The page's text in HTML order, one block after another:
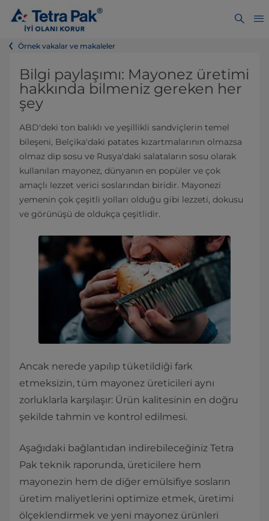
Örnek vakalar ve makaleler
Bilgi paylaşımı: Mayonez üretimi
hakkında bilmeniz gereken her
şey
ABD'deki ton balıklı ve yeşillikli sandviçlerin temel
bileşeni, Belçika'daki patates kızartmalarının olmazsa
olmaz dip sosu ve Rusya'daki salataların sosu olarak
kullanılan mayonez, dünyanın en popüler ve çok
amaçlı lezzet verici soslarından biridir. Mayonezi
yemenin çok çeşitli yolları olduğu gibi lezzeti, dokusu
ve görünüşü de oldukça çeşitlidir.
Ancak nerede yapılıp tüketildiği fark
etmeksizin, tüm mayonez üreticileri aynı
zorluklarla karşılaşır: Ürün kalitesinin en doğru
şekilde tahmin ve kontrol edilmesi.
Aşağıdaki bağlantıdan indirebileceğiniz Tetra
Pak teknik raporunda, üreticilere hem
mayonezin hem de diğer emülsifiye sosların
üretim maliyetlerini optimize etmek, üretimi
ölçeklendirmek ve yeni mayonez ürünleri